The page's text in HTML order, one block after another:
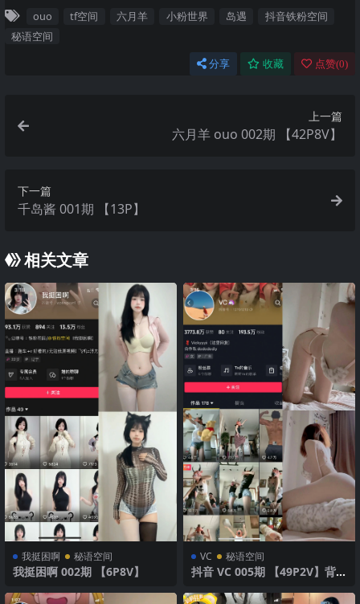
ouo tf空间 六月羊 小粉世界 岛遇
抖音铁粉空间
秘语空间
分享 收藏 点赞(0)
上一篇
六月羊 ouo 002期 【42P8V】
下一篇
千岛酱 001期 【13P】
相关文章
我挺困啊 秘语空间
我挺困啊 002期 【6P8V】
VC 秘语空间
抖音 VC 005期 【49P2V】背心